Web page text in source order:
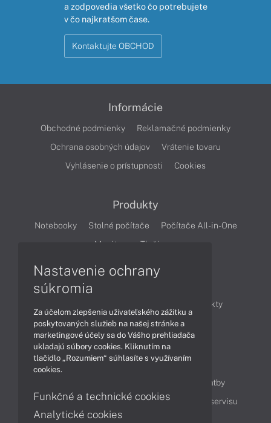
a zodpovedia všetko čo potrebujete
v čo najkratšom čase.
Kontaktujte OBCHOD
Informácie
Obchodné podmienky
Reklamačné podmienky
Ochrana osobných údajov
Vrátenie tovaru
Vyhlásenie o prístupnosti
Cookies
Produkty
Notebooky Stolné počítače
Počítače All-in-One
Monitory
Tlačiarne
Produkty
Technológie
Videá
Obsah
Možnosti doručenia a platby
Podpora a servis
Servisné služby Cenník servisu
Nastavenie ochrany
súkromia
Za účelom zlepšenia užívateľského zážitku a
poskytovaných služieb na našej stránke a
marketingové účely sa do Vášho prehliadača
ukladajú súbory cookies. Kliknutím na
tlačidlo „Rozumiem“ súhlasíte s využívaním
cookies.
Funkčné a technické cookies
Analytické cookies